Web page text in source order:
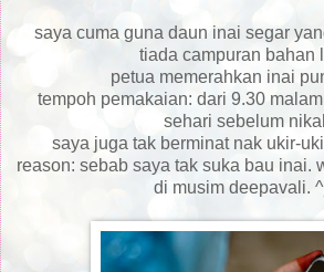
saya cuma guna daun inai segar
tiada campuran bahan
petua memerahkan inai
tempoh pemakaian: dari 9.30
sehari sebelum
saya juga tak berminat nak ukir-
reason: sebab saya tak suka bau inai.
di musim deepavali.